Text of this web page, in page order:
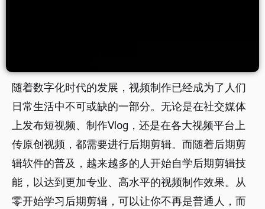
随着数字化时代的发展，视频制作已经成为了人们
日常生活中不可或缺的一部分。无论是在社交媒体
上发布短视频、制作Vlog，还是在各大视频平台上
传原创视频，都需要进行后期剪辑。而随着后期剪
辑软件的普及，越来越多的人开始自学后期剪辑技
能，以达到更加专业、高水平的视频制作效果。从
零开始学习后期剪辑，可以让你不再是普通人，而